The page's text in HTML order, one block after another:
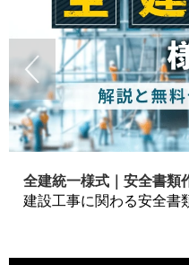
全建統一様式｜安全書類